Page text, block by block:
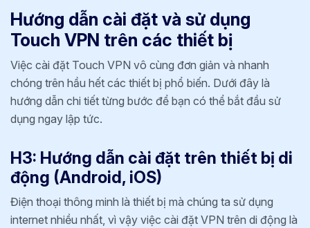
Hướng dẫn cài đặt và sử dụng
Touch VPN trên các thiết bị
Việc cài đặt Touch VPN vô cùng đơn giản và nhanh
chóng trên hầu hết các thiết bị phổ biến. Dưới đây là
hướng dẫn chi tiết từng bước để bạn có thể bắt đầu sử
dụng ngay lập tức.
H3: Hướng dẫn cài đặt trên thiết bị di
động (Android, iOS)
Điện thoại thông minh là thiết bị mà chúng ta sử dụng
internet nhiều nhất, vì vậy việc cài đặt VPN trên di động là